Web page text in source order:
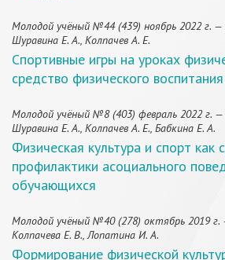
Молодой учёный №44 (439) ноябрь 2022 г. —
Шуравина Е. А., Колпачев А. Е.
Спортивные игры на уроках
средство физического
Молодой учёный №8 (403) февраль 2022 г. —
Шуравина Е. А., Колпачев А. Е., Бабкина Е. А.
Физическая культура и спорт как
профилактики асоциального
обучающихся
Молодой учёный №40 (278) октябрь 2019 г.
Колпачева Е. В., Лопатина И. А.
Формирование физической